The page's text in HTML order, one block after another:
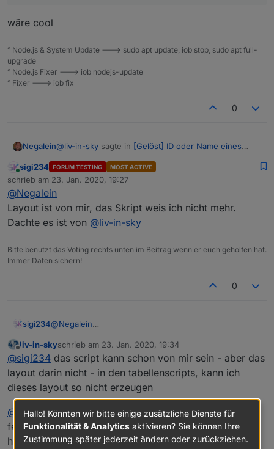
wäre cool
° Node.js & System Update ---> sudo apt update, iob stop, sudo apt full-
upgrade
° Node.js Fixer ---> iob nodejs-update
° Fixer ---> iob fix
0
Negalein@liv-in-sky sagte in [Gelöst] ID oder Name eines
das script bzw das layout ist nicht von mir
Ok, ich dachte du hast das Script für den Ping
gemacht.
ein paar Beiträge unterhalb
hat Sigi das Layout
gepostet.
ordner?
Nein, im Endeffekt reicht mir die HTML-Tabelle.
wäre cool
Online
sigi234 FORUM TESTING MOST ACTIVE
schrieb am 23. Jan. 2020, 19:27
zuletzt editiert von
@Negalein
Layout ist von mir, das Skript weis ich nicht mehr.
Dachte es ist von @liv-in-sky
Bitte benutzt das Voting rechts unten im Beitrag wenn er euch geholfen hat.
Immer Daten sichern!
0
sigi234@Negalein
Dachte es ist von@liv-in-sky
Offline
liv-in-skyschrieb am 23. Jan. 2020, 19:34
zuletzt editiert von
@sigi234 das script kann schon von mir sein - aber das
layout darin nicht - in den tabellenscripts, kann ich
dieses layout so nicht erzeugen
@
Negaleinwenn du willst, machen wir das morgen
fertig - sortierung - layout-
heute geht nicht mehr - die scripte sind alle auf ein
Hallo! Könnten wir bitte einige zusätzliche Dienste für
Funktionalität & Analytics aktivieren? Sie können Ihre
Zustimmung später jederzeit ändern oder zurückziehen.